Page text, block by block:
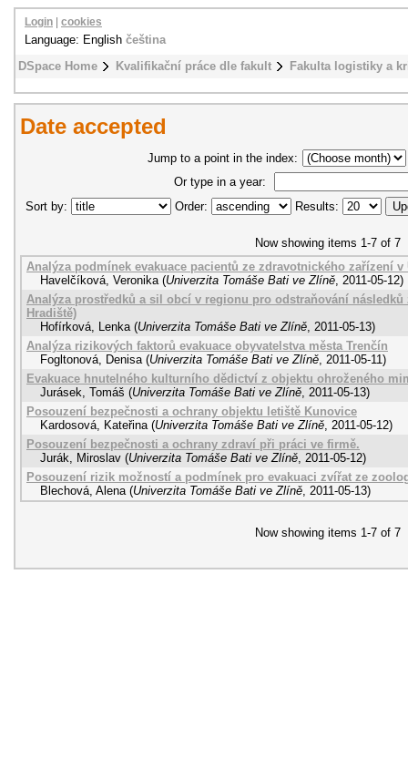
DSpace Home Kvalifikační práce dle fakult Fakulta logistiky a
Login cookies
Language: English čeština
Date accepted
Jump to a point in the index:
Or type in a year:
Sort by:
Order: Results:
Now showing items 1-7 of 7
Analýza podmínek evakuace pacientů ze zdravotnického zařízení v
Havelčíková, Veronika (Univerzita Tomáše Bati ve Zlíně, 2011-05-12)
Analýza prostředků a sil obcí v regionu pro odstraňování
Hradiště)
Hofírková, Lenka (Univerzita Tomáše Bati ve Zlíně, 2011-05-13)
Analýza rizikových faktorů evakuace obyvatelstva města Trenčín
Fogltonová, Denisa (Univerzita Tomáše Bati ve Zlíně, 2011-05-11)
Evakuace hnutelného kulturního dědictví z objektu ohroženého
Jurásek, Tomáš (Univerzita Tomáše Bati ve Zlíně, 2011-05-13)
Posouzení bezpečnosti a ochrany objektu letiště Kunovice
Kardosová, Kateřina (Univerzita Tomáše Bati ve Zlíně, 2011-05-12)
Posouzení bezpečnosti a ochrany zdraví při práci ve firmě.
Jurák, Miroslav (Univerzita Tomáše Bati ve Zlíně, 2011-05-12)
Posouzení rizik možností a podmínek pro evakuaci zvířat ze
Blechová, Alena (Univerzita Tomáše Bati ve Zlíně, 2011-05-13)
Now showing items 1-7 of 7